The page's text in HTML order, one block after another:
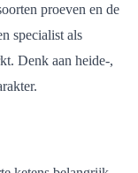
proeven en de
specialist als
Denk aan heide-,